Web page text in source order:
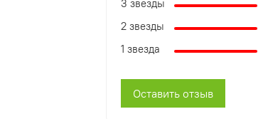
3 звезды
2 звезды
1 звезда
Оставить отзыв